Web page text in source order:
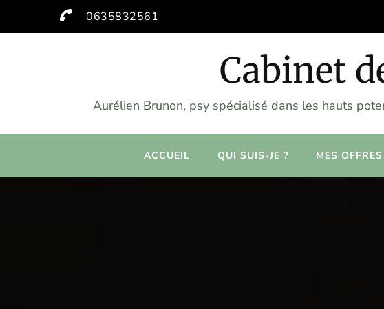
0635832561
Cabinet
Aurélien Brunon, psy spécialisé dans les hauts
ACCUEIL QUI SUIS-JE ? MES